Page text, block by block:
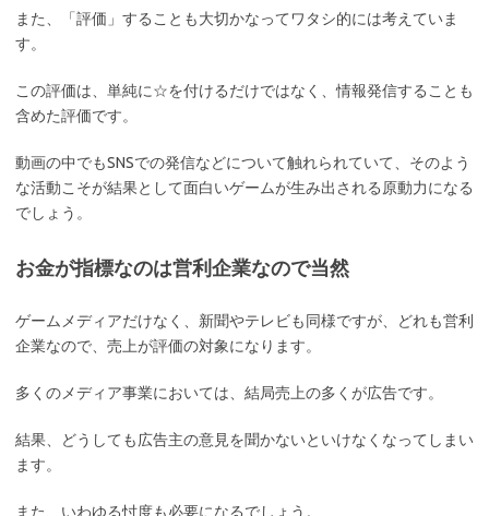
また、「評価」することも大切かなってワタシ的には考えていま
す。
この評価は、単純に☆を付けるだけではなく、情報発信することも
含めた評価です。
動画の中でもSNSでの発信などについて触れられていて、そのよう
な活動こそが結果として面白いゲームが生み出される原動力になる
でしょう。
お金が指標なのは営利企業なので当然
ゲームメディアだけなく、新聞やテレビも同様ですが、どれも営利
企業なので、売上が評価の対象になります。
多くのメディア事業においては、結局売上の多くが広告です。
結果、どうしても広告主の意見を聞かないといけなくなってしまい
ます。
また、いわゆる忖度も必要になるでしょう。